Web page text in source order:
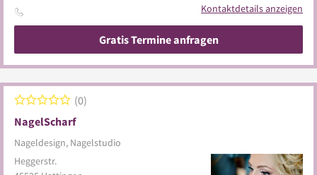
Kontaktdetails anzeigen
Gratis Termine anfragen
NagelScharf
Nageldesign, Nagelstudio
0
Heggerstr.